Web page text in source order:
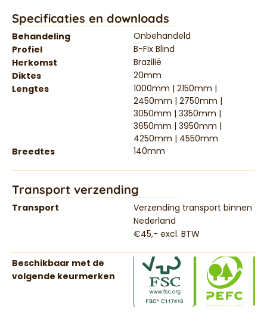
Specificaties en downloads
Behandeling
Onbehandeld
Profiel
B-Fix Blind
Herkomst
Brazilië
Diktes
20mm
Lengtes
1000mm | 2150mm |
2450mm | 2750mm |
3050mm | 3350mm |
3650mm | 3950mm |
4250mm | 4550mm
Breedtes
140mm
Transport verzending
Transport
Verzending transport binnen
Nederland
€45,- excl. BTW
Beschikbaar met de
volgende keurmerken